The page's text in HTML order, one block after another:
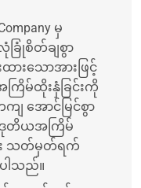
မှ
ခြုံစိတ်ချစွာ
ားသောအားဖြင့်
ြိမ်ထိုးနှံခြင်းကို
အောင်မြင်စွာ
ဒုတိယအကြိမ်
သတ်မှတ်ရက်
ါသည်။